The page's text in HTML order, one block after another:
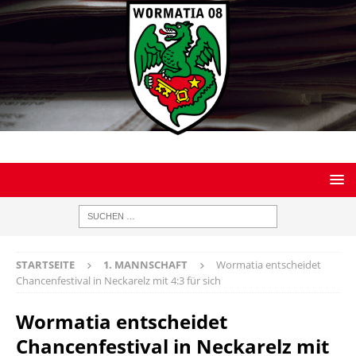
STARTSEITE 1. MANNSCHAFT
Wormatia entscheidet
Chancenfestival in Neckarelz mit 4:3 für sich
Wormatia entscheidet
Chancenfestival in Neckarelz mit